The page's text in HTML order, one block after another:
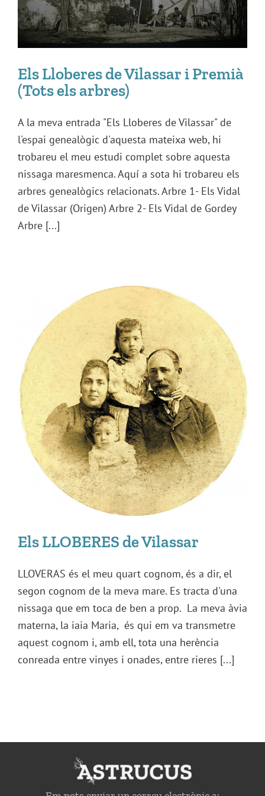
Els Lloberes de Vilassar i Premià
(Tots els arbres)
A la meva entrada "Els Lloberes de Vilassar" de
l'espai genealògic d'aquesta mateixa web, hi
trobareu el meu estudi complet sobre aquesta
nissaga maresmenca. Aquí a sota hi trobareu els
arbres genealògics relacionats. Arbre 1- Els Vidal
de Vilassar (Origen) Arbre 2- Els Vidal de Gordey
Arbre [...]
Els LLOBERES de Vilassar
LLOVERAS és el meu quart cognom, és a dir, el
segon cognom de la meva mare. Es tracta d'una
nissaga que em toca de ben a prop. La meva àvia
materna, la iaia Maria, és qui em va transmetre
aquest cognom i, amb ell, tota una herència
conreada entre vinyes i onades, entre rieres [...]